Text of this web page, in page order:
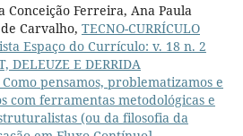
Conceição Ferreira, Ana Paula
Carvalho, TECNO-CURRÍCULO
Espaço do Currículo: v. 18 n. 2
DELEUZE E DERRIDA
Como pensamos, problematizamos e
com ferramentas metodológicas e
(ou da filosofia da